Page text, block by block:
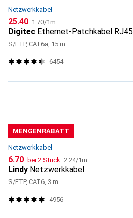
Netzwerkkabel
CHF
25.40 CHF
1.70/1m
Digitec Ethernet-Patchkabel RJ45
S/FTP, CAT6a, 15 m
6454
MENGENRABATT
Netzwerkkabel
CHF
6.70 bei 2 Stück CHF
2.24/1m
Lindy Netzwerkkabel
S/FTP, CAT6, 3 m
4956